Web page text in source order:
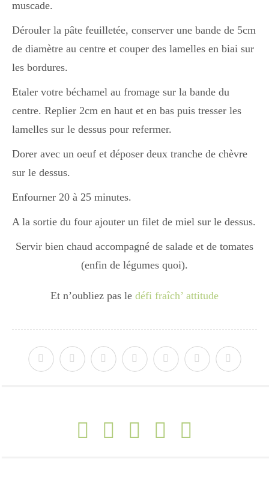
muscade.
Dérouler la pâte feuilletée, conserver une bande de 5cm
de diamètre au centre et couper des lamelles en biai sur
les bordures.
Etaler votre béchamel au fromage sur la bande du
centre. Replier 2cm en haut et en bas puis tresser les
lamelles sur le dessus pour refermer.
Dorer avec un oeuf et déposer deux tranche de chèvre
sur le dessus.
Enfourner 20 à 25 minutes.
A la sortie du four ajouter un filet de miel sur le dessus.
Servir bien chaud accompagné de salade et de tomates
(enfin de légumes quoi).
Et n’oubliez pas le défi fraîch’ attitude